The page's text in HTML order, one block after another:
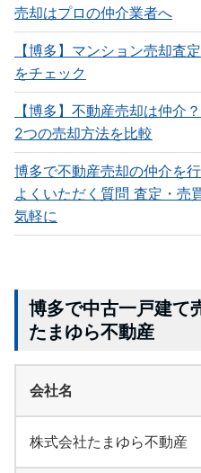
売却はプロの仲介業者へ
【博多】マンション売却査
をチェック
【博多】不動産売却は仲介
2つの売却方法を比較
博多で不動産売却の仲介を
よくいただく質問 査定・売
気軽に
博多で中古一戸建て
たまゆら不動産
会社名
株式会社たまゆら不動産